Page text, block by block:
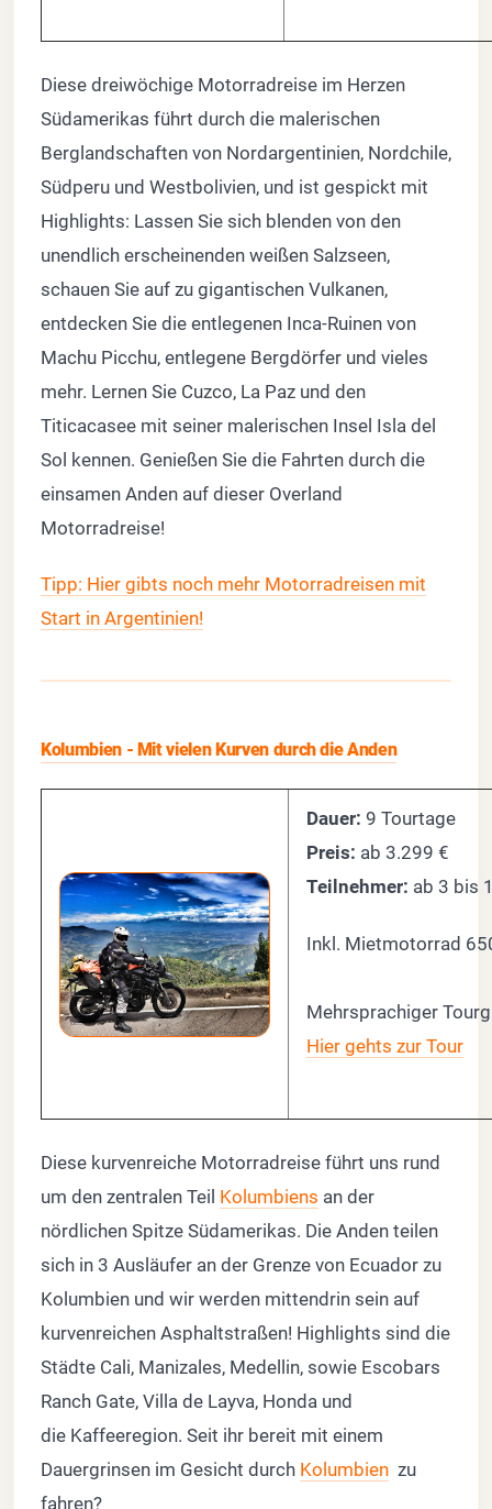
Diese dreiwöchige Motorradreise im Herzen
Südamerikas führt durch die malerischen
Berglandschaften von Nordargentinien, Nordchile,
Südperu und Westbolivien, und ist gespickt mit
Highlights: Lassen Sie sich blenden von den
unendlich erscheinenden weißen Salzseen,
schauen Sie auf zu gigantischen Vulkanen,
entdecken Sie die entlegenen Inca-Ruinen von
Machu Picchu, entlegene Bergdörfer und vieles
mehr. Lernen Sie Cuzco, La Paz und den
Titicacasee mit seiner malerischen Insel Isla del
Sol kennen. Genießen Sie die Fahrten durch die
einsamen Anden auf dieser Overland
Motorradreise!
Tipp: Hier gibts noch mehr Motorradreisen mit
Start in Argentinien!
Kolumbien - Mit vielen Kurven durch die Anden
Dauer: 9 Tourtage
Preis: ab 3.299 €
Teilnehmer: ab 3 bis
Inkl.
Mehrsprachiger
Hier gehts zur Tour
Diese kurvenreiche Motorradreise führt uns rund
um den zentralen Teil Kolumbiens an der
nördlichen Spitze Südamerikas. Die Anden teilen
sich in 3 Ausläufer an der Grenze von Ecuador zu
Kolumbien und wir werden mittendrin sein auf
kurvenreichen Asphaltstraßen! Highlights sind die
Städte Cali, Manizales, Medellin, sowie Escobars
Ranch Gate, Villa de Layva, Honda und
die Kaffeeregion. Seit ihr bereit mit einem
Dauergrinsen im Gesicht durch Kolumbien zu
fahren?